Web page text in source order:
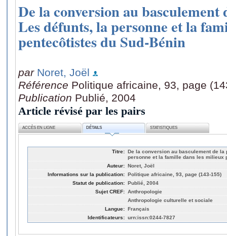
De la conversion au basculement
Les défunts, la personne et la
pentecôtistes du Sud-Bénin
par Noret, Joël
Référence Politique africaine, 93, page
Publication Publié, 2004
Article révisé par les pairs
ACCÈS EN LIGNE DÉTAILS STATISTIQUES
Titre: De la conversion au basculement de
personne et la famille dans les milieux
Auteur: Noret, Joël
Informations sur la publication: Politique africaine, 93, page (143-155)
Statut de publication: Publié, 2004
Sujet CREF: Anthropologie
Anthropologie culturelle et sociale
Langue: Français
Identificateurs: urn:issn:0244-7827